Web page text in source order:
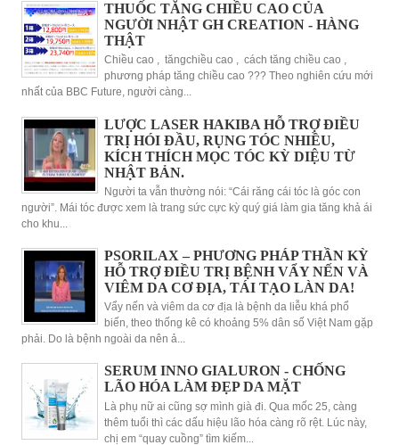
THUỐC TĂNG CHIỀU CAO CỦA
NGƯỜI NHẬT GH CREATION - HÀNG
THẬT
Chiều cao , tăngchiều cao , cách tăng chiều cao ,
phương pháp tăng chiều cao ??? Theo nghiên cứu mới
nhất của BBC Future, người càng...
LƯỢC LASER HAKIBA HỖ TRỢ ĐIỀU
TRỊ HÓI ĐẦU, RỤNG TÓC NHIỀU,
KÍCH THÍCH MỌC TÓC KỲ DIỆU TỪ
NHẬT BẢN.
Người ta vẫn thường nói: “Cái răng cái tóc là góc con
người”. Mái tóc được xem là trang sức cực kỳ quý giá làm gia tăng khả ái
cho khu...
PSORILAX – PHƯƠNG PHÁP THẦN KỲ
HỖ TRỢ ĐIỀU TRỊ BỆNH VẨY NẾN VÀ
VIÊM DA CƠ ĐỊA, TÁI TẠO LÀN DA!
Vẩy nến và viêm da cơ địa là bệnh da liễu khá phổ
biến, theo thống kê có khoảng 5% dân số Việt Nam gặp
phải. Do là bệnh ngoài da nên ả...
SERUM INNO GIALURON - CHỐNG
LÃO HÓA LÀM ĐẸP DA MẶT
Là phụ nữ ai cũng sợ mình già đi. Qua mốc 25, càng
thêm tuổi thì các dấu hiệu lão hóa càng rõ rệt. Lúc này,
chị em “quay cuồng” tìm kiếm...